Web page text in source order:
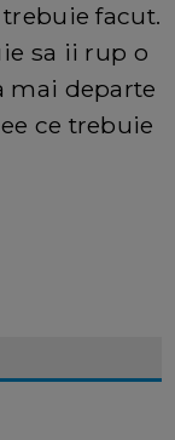
facut.
sa ii rup o
mai departe
ce trebuie